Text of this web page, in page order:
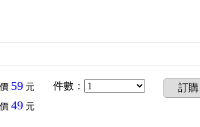
59元
49元
件數 ： 訂購